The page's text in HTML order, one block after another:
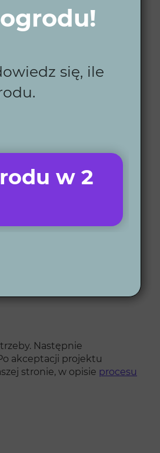
dla nas unikalnym
będzie miejscem
które ułatwiają codzienną
lokalizacji.
miejsce, które ma służyć
Następnie
akceptacji projektu
stronie, w opisie procesu
się, ile
w 2